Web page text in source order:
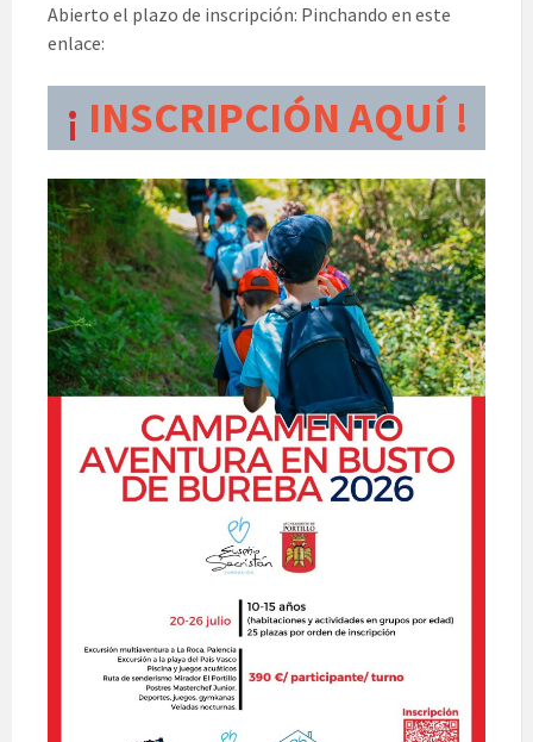
Abierto el plazo de inscripción: Pinchando en este
enlace:
¡ INSCRIPCIÓN AQUÍ !